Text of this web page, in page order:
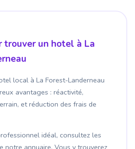
trouver un hotel à La
local à La Forest-Landerneau
avantages : réactivité,
et réduction des frais de
idéal, consultez les
notre annuaire. Vous y trouverez